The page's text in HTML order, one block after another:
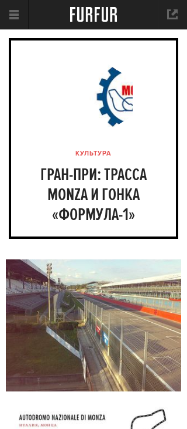
КУЛЬТУРА
ГРАН-ПРИ: ТРАССА
MONZA И ГОНКА
«ФОРМУЛА-1»